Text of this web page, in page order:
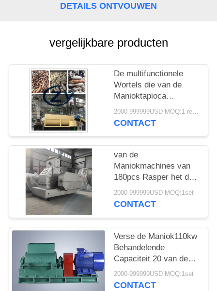
DETAILS ONTVOUWEN
vergelijkbare producten
De multifunctionele
Wortels die van de
Manioktapioca
Machines 20t/h-
Roestvrij staal wassen
2000-999999USD MOQ:1 reeks
CONTACT
van de
Maniokmachines van
180pcs Rasper het de
Zaagblad 1450rpm
verzendt Directe
2000-999999USD MOQ:1set
CONTACT
Verse de Maniok110kw
Behandelende
Capaciteit 20 van de
hamermolen - 25t/H
2000-999999USD MOQ:1set
CONTACT